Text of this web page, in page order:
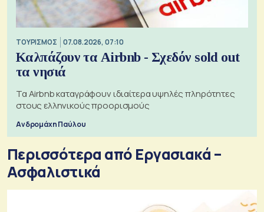
ΤΟΥΡΙΣΜΟΣ 07.08.2026, 07:10
Καλπάζουν τα Airbnb - Σχεδόν sold out
τα νησιά
Τα Airbnb καταγράφουν ιδιαίτερα υψηλές πληρότητες
στους ελληνικούς προορισμούς
Ανδρομάχη Παύλου
Περισσότερα από Εργασιακά –
Ασφαλιστικά